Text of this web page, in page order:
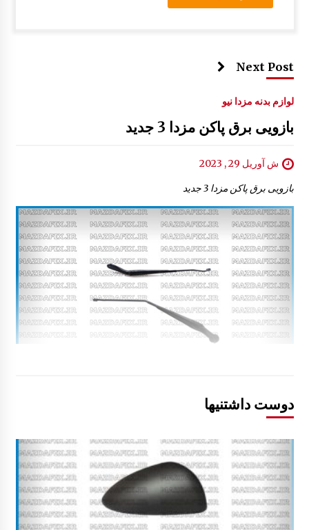
Next Post
لوازم بدنه مزدا نیو
بازویی برق پاکن مزدا 3 جدید
ش آوریل 29 , 2023
بازویی برق پاکن مزدا 3 جدید
دوست داشتنیها